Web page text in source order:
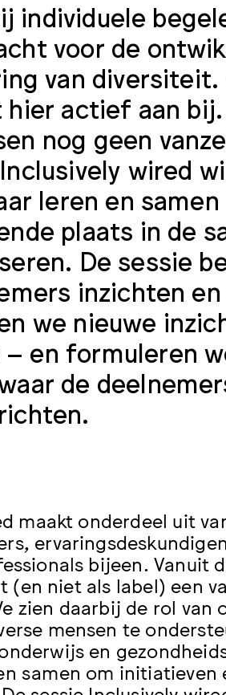
individuele
voor de
van
actief aan
nog geen
wired
leren en
plaats in de
De sessie
inzichten
we nieuwe
en formuleren
de
maakt onderdeel uit
bijeen. Vanuit
(en niet als label) een
zien daarbij de rol
mensen te
en
samen om